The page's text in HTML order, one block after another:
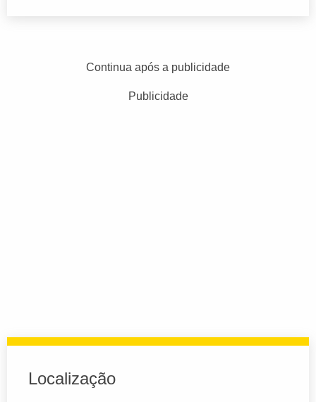
Continua após a publicidade
Publicidade
Localização